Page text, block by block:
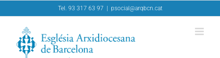
to
Tel. 93 317 63 97 psocial@arqbcn.cat